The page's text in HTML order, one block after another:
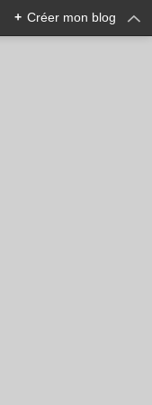
+ Créer mon blog